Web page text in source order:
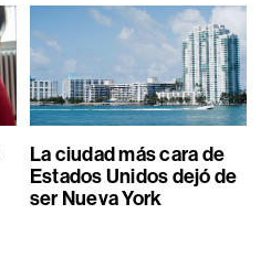
La ciudad más cara de
Estados Unidos dejó de
ser Nueva York